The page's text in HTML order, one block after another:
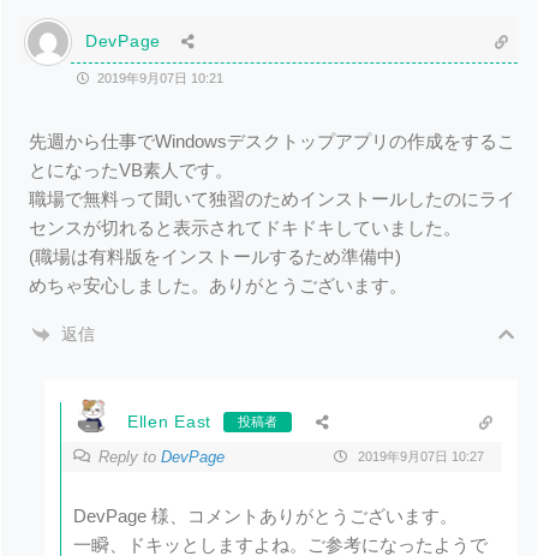
DevPage
2019年9月07日 10:21
先週から仕事でWindowsデスクトップアプリの作成をするこ
とになったVB素人です。
職場で無料って聞いて独習のためインストールしたのにライ
センスが切れると表示されてドキドキしていました。
(職場は有料版をインストールするため準備中)
めちゃ安心しました。ありがとうございます。
返信
Ellen East 投稿者
Reply to DevPage 2019年9月07日 10:27
DevPage 様、コメントありがとうございます。
一瞬、ドキッとしますよね。ご参考になったようで